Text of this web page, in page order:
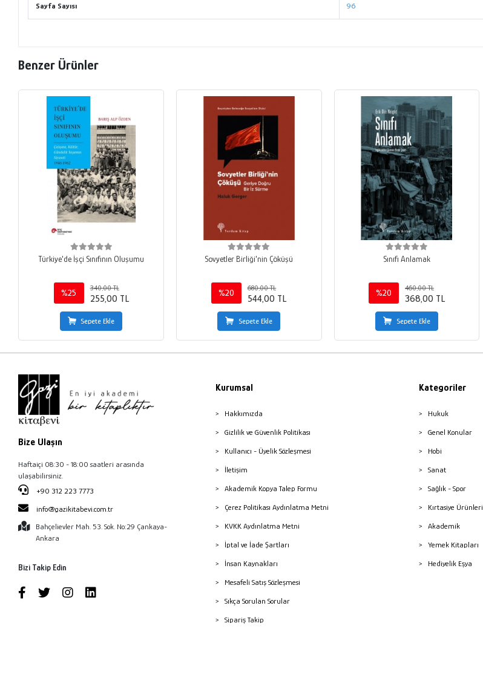
Sayfa Sayısı 96
Benzer Ürünler
Türkiye'de İşçi Sınıfının Oluşumu
%25
340,00 TL
255,00 TL
Sepete Ekle
Sovyetler Birliği'nin Çöküşü
%20
680,00 TL
544,00 TL
Sepete Ekle
Sınıfı Anlamak
%20
460,00 TL
368,00 TL
Sepete Ekle
Bize Ulaşın
Haftaiçi 08:30 - 18:00 saatleri arasında
ulaşabilirsiniz.
+90 312 223 7773
info@gazikitabevi.com.tr
Bahçelievler Mah. 53. Sok. No:29 Çankaya-
Ankara
Bizi Takip Edin
Kurumsal
Hakkımızda
Gizlilik ve Güvenlik Politikası
Kullanıcı - Üyelik Sözleşmesi
İletişim
Akademik Kopya Talep Formu
Çerez Politikası Aydınlatma Metni
KVKK Aydınlatma Metni
İptal ve İade Şartları
İnsan Kaynakları
Mesafeli Satış Sözleşmesi
Sıkça Sorulan Sorular
Sipariş Takip
Kategoriler
Hukuk
Genel Konular
Hobi
Sanat
Sağlık - Spor
Kırtasiye Ürünleri
Akademik
Yemek Kitapları
Hediyelik Eşya